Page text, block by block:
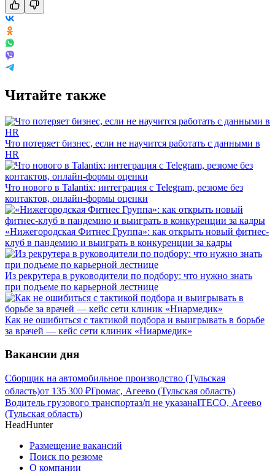
Читайте также
Что потеряет бизнес, если не научится работать с данными в
HR
Что нового в Talantix: интеграция с Telegram, резюме без
контактов, онлайн-формы оценки
«Нижегородская Фитнес Группа»: как открыть новый фитнес-
клуб в пандемию и выиграть в конкуренции за кадры
Из рекрутера в руководители по подбору: что нужно знать
при подъеме по карьерной лестнице
Как не ошибиться с тактикой подбора и выигрывать в борьбе
за врачей — кейс сети клиник «Ниармедик»
Вакансии дня
Сборщик на автомобильное производство (Тульская
область)от 135 300 ₽Громас, Агеево (Тульская область)
Водитель грузового транспортаз/п не указанаITECO, Агеево
(Тульская область)
HeadHunter
Размещение вакансий
Поиск по резюме
О компании